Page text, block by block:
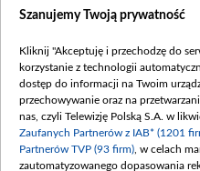
Procedura
Szanujemy Twoją prywatność
Kliknij "Akceptuję i przechodzę do
korzystanie z technologii
dostęp do informacji na Twoim
przechowywanie oraz na
nas, czyli Telewizję Polską S.A. w
Zaufanych Partnerów z IAB* (1201
Partnerów TVP (93 firm) , w celach
zautomatyzowanego dopasowania